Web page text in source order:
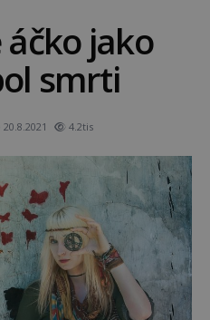
jako
smrti
20.8.2021 4.2tis